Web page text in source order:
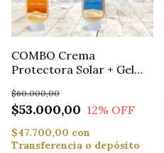
COMBO Crema
Protectora Solar + Gel
$53.000,00
$60.000,00
12% OFF
$47.700,00 con
Transferencia o depósito